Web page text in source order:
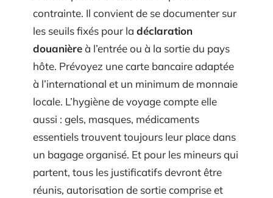
contrainte. Il convient de se documenter sur
les seuils fixés pour la déclaration
douanièreà l’entrée ou à la sortie du pays
hôte. Prévoyez une carte bancaire adaptée
à l’international et un minimum de monnaie
locale. L’hygiène de voyage compte elle
aussi : gels, masques, médicaments
essentiels trouvent toujours leur place dans
un bagage organisé. Et pour les mineurs qui
partent, tous les justificatifs devront être
réunis, autorisation de sortie comprise et